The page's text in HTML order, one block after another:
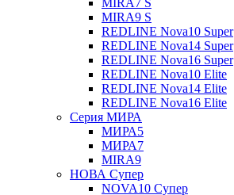
MIRA7 S
MIRA9 S
REDLINE Nova10 Super
REDLINE Nova14 Super
REDLINE Nova16 Super
REDLINE Nova10 Elite
REDLINE Nova14 Elite
REDLINE Nova16 Elite
Серия МИРА
МИРА5
МИРА7
MIRA9
НОВА Супер
NOVA10 Супер